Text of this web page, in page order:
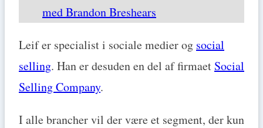
med Brandon Breshears
Leif er specialist i sociale medier og social
selling. Han er desuden en del af firmaet Social
Selling Company.
I alle brancher vil der være et segment, der kun